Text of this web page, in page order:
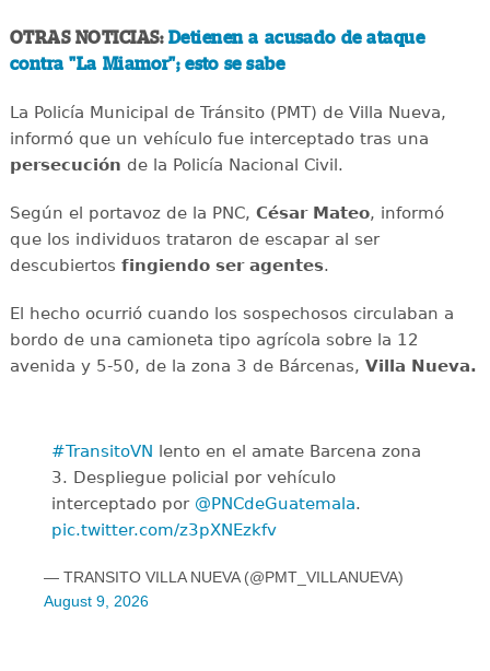
OTRAS NOTICIAS: Detienen a acusado de ataque
contra "La Miamor"; esto se sabe
La Policía Municipal de Tránsito (PMT) de Villa Nueva,
informó que un vehículo fue interceptado tras una
persecución de la Policía Nacional Civil.
Según el portavoz de la PNC, César Mateo, informó
que los individuos trataron de escapar al ser
descubiertos fingiendo ser agentes.
El hecho ocurrió cuando los sospechosos circulaban a
bordo de una camioneta tipo agrícola sobre la 12
avenida y 5-50, de la zona 3 de Bárcenas, Villa Nueva.
#TransitoVN lento en el amate Barcena zona
3. Despliegue policial por vehículo
interceptado por @PNCdeGuatemala.
pic.twitter.com/z3pXNEzkfv
— TRANSITO VILLA NUEVA (@PMT_VILLANUEVA)
August 9, 2026